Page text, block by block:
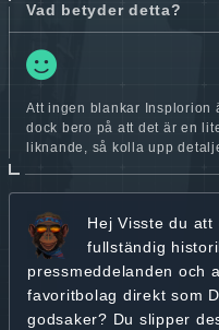
Vad betyder detta?
Att ingen blankar Insplorion
dock bero på att det är en
liknande, så kolla upp
Hej Visste du att
fullständig
pressmeddelanden och
favoritbolag direkt som
godsaker? Du slipper